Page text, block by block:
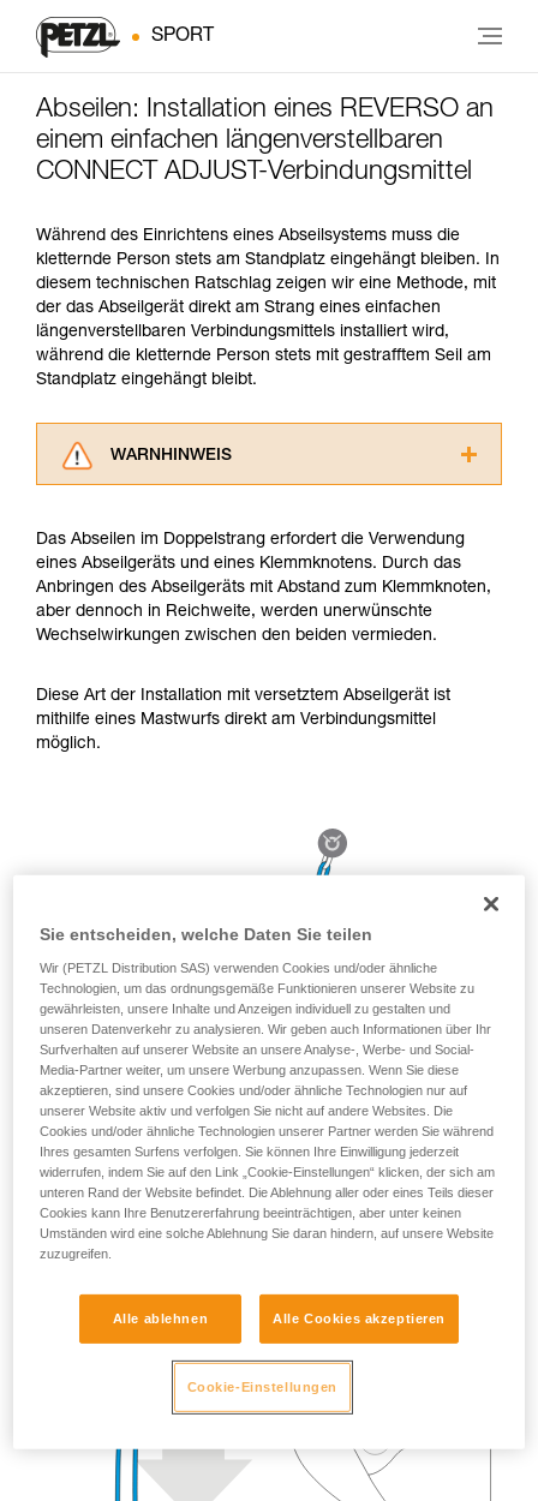
SPORT
Abseilen: Installation eines REVERSO an
einem einfachen längenverstellbaren
CONNECT ADJUST-Verbindungsmittel
Während des Einrichtens eines Abseilsystems muss die
kletternde Person stets am Standplatz eingehängt bleiben. In
diesem technischen Ratschlag zeigen wir eine Methode, mit
der das Abseilgerät direkt am Strang eines einfachen
längenverstellbaren Verbindungsmittels installiert wird,
während die kletternde Person stets mit gestrafftem Seil am
Standplatz eingehängt bleibt.
WARNHINWEIS
aufmerksam durch, bevor Sie diesen zu Rate
ziehen. Um diese Zusatzinformationen
verstehen zu können, müssen Sie zuerst die in
der Gebrauchsanweisung enthaltenen
Informationen richtig verstanden haben.
entsprechende Ausbildung und ein spezielles
Training voraus. Prüfen Sie zusammen mit
verbundenen Techniken. Möglicherweise gibt es
noch andere Techniken, die hier nicht
Das Abseilen im Doppelstrang erfordert die Verwendung
eines Abseilgeräts und eines Klemmknotens. Durch das
Anbringen des Abseilgeräts mit Abstand zum Klemmknoten,
aber dennoch in Reichweite, werden unerwünschte
Wechselwirkungen zwischen den beiden vermieden.
Diese Art der Installation mit versetztem Abseilgerät ist
mithilfe eines Mastwurfs direkt am Verbindungsmittel
möglich.
Sie entscheiden, welche Daten Sie teilen
Wir (PETZL Distribution SAS) verwenden Cookies und/oder ähnliche
Technologien, um das ordnungsgemäße Funktionieren unserer Website zu
gewährleisten, unsere Inhalte und Anzeigen individuell zu gestalten und
unseren Datenverkehr zu analysieren. Wir geben auch Informationen über Ihr
Surfverhalten auf unserer Website an unsere Analyse-, Werbe- und Social-
Media-Partner weiter, um unsere Werbung anzupassen. Wenn Sie diese
akzeptieren, sind unsere Cookies und/oder ähnliche Technologien nur auf
unserer Website aktiv und verfolgen Sie nicht auf andere Websites. Die
Cookies und/oder ähnliche Technologien unserer Partner werden Sie während
Ihres gesamten Surfens verfolgen. Sie können Ihre Einwilligung jederzeit
widerrufen, indem Sie auf den Link „Cookie-Einstellungen“ klicken, der sich am
unteren Rand der Website befindet. Die Ablehnung aller oder eines Teils dieser
Cookies kann Ihre Benutzererfahrung beeinträchtigen, aber unter keinen
Umständen wird eine solche Ablehnung Sie daran hindern, auf unsere Website
zuzugreifen.
Alle ablehnen Alle Cookies akzeptieren
Cookie-Einstellungen